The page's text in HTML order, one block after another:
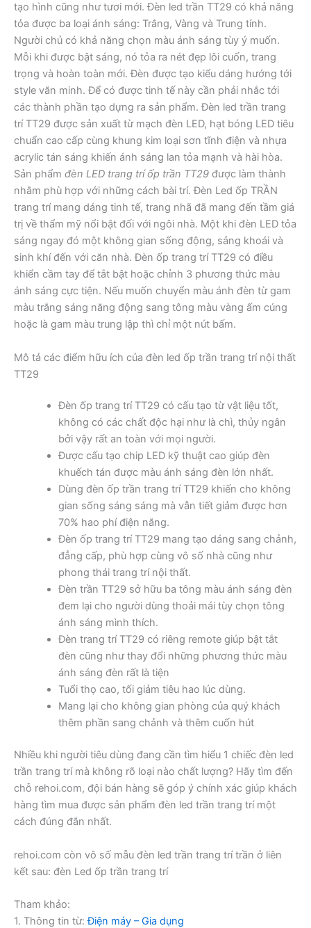
tạo hình cũng như tươi mới. Đèn led trần TT29 có khả năng
tỏa được ba loại ánh sáng: Trắng, Vàng và Trung tính.
Người chủ có khả năng chọn màu ánh sáng tùy ý muốn.
Mỗi khi được bật sáng, nó tỏa ra nét đẹp lôi cuốn, trang
trọng và hoàn toàn mới. Đèn được tạo kiểu dáng hướng tới
style văn minh. Để có được tinh tế này cần phải nhắc tới
các thành phần tạo dựng ra sản phẩm. Đèn led trần trang
trí TT29 được sản xuất từ mạch đèn LED, hạt bóng LED tiêu
chuẩn cao cấp cùng khung kim loại sơn tĩnh điện và nhựa
acrylic tán sáng khiến ánh sáng lan tỏa mạnh và hài hòa.
Sản phẩm đèn LED trang trí ốp trần TT29 được làm thành
nhằm phù hợp với những cách bài trí. Đèn Led ốp TRẦN
trang trí mang dáng tinh tế, trang nhã đã mang đến tầm giá
trị về thẩm mỹ nổi bật đối với ngôi nhà. Một khi đèn LED tỏa
sáng ngay đó một không gian sống động, sảng khoái và
sinh khí đến với căn nhà. Đèn ốp trang trí TT29 có điều
khiển cầm tay để tắt bật hoặc chỉnh 3 phương thức màu
ánh sáng cực tiện. Nếu muốn chuyển màu ánh đèn từ gam
màu trắng sáng năng động sang tông màu vàng ấm cúng
hoặc là gam màu trung lập thì chỉ một nút bấm.
Mô tả các điểm hữu ích của đèn led ốp trần trang trí nội thất
TT29
Đèn ốp trang trí TT29 có cấu tạo từ vật liệu tốt,
không có các chất độc hại như là chì, thủy ngân
bởi vậy rất an toàn với mọi người.
Được cấu tạo chip LED kỹ thuật cao giúp đèn
khuếch tán được màu ánh sáng đèn lớn nhất.
Dùng đèn ốp trần trang trí TT29 khiến cho không
gian sống sáng sáng mà vẫn tiết giảm được hơn
70% hao phí điện năng.
Đèn ốp trang trí TT29 mang tạo dáng sang chảnh,
đẳng cấp, phù hợp cùng vô số nhà cũng như
phong thái trang trí nội thất.
Đèn trần TT29 sở hữu ba tông màu ánh sáng đèn
đem lại cho người dùng thoải mái tùy chọn tông
ánh sáng mình thích.
Đèn trang trí TT29 có riêng remote giúp bật tắt
đèn cũng như thay đổi những phương thức màu
ánh sáng đèn rất là tiện
Tuổi thọ cao, tối giảm tiêu hao lúc dùng.
Mang lại cho không gian phòng của quý khách
thêm phần sang chảnh và thêm cuốn hút
Nhiều khi người tiêu dùng đang cần tìm hiểu 1 chiếc đèn led
trần trang trí mà không rõ loại nào chất lượng? Hãy tìm đến
chỗ rehoi.com, đội bán hàng sẽ góp ý chính xác giúp khách
hàng tìm mua được sản phẩm đèn led trần trang trí một
cách đúng đắn nhất.
rehoi.com còn vô số mẫu đèn led trần trang trí trần ở liên
kết sau: đèn Led ốp trần trang trí
Tham khảo:
1. Thông tin từ:Điện máy – Gia dụng